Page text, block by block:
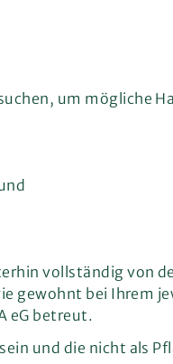
um mögliche
vollständig von
bei Ihrem
eG betreut.
und die nicht als